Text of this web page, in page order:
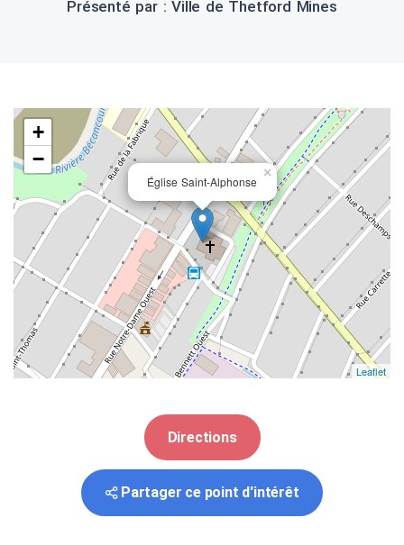
Présenté par : Ville de Thetford Mines
Église Saint-Alphonse
×
+
−
Leaflet
Directions
Partager ce point d'intérêt